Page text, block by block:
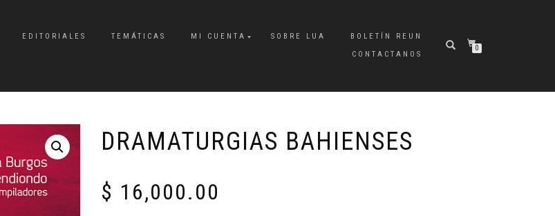
EDITORIALES TEMÁTICAS MI CUENTA SOBRE LUA
BOLETÍN REUN
CONTACTANOS
0
DRAMATURGIAS BAHIENSES
$ 16,000.00